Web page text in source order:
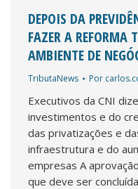
DEPOIS DA
FAZER A REFORMA
AMBIENTE DE
TributaNews Por
Executivos da CNI
investimentos e do
das privatizações e
infraestrutura e do
empresas A
que deve ser